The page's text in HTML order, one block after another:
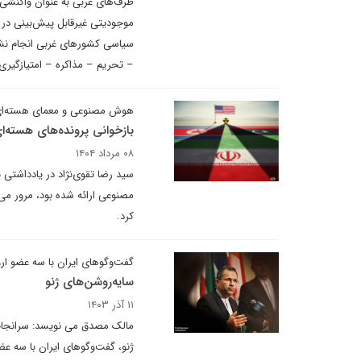
موجودیتی غیرقابل پیش‌‌‌بینی
سیاسی کشورهای غربی انجام
– تحریم – مذاکره –
هوش مصنوعی و معمای
بازخوانی پرونده‌های
۰۸ مرداد ۱۴۰۴
سید رضا تقوی‌نژاد در
مصنوعی ارائه شده بود،
کرد.
گفت‌وگوهای ایران با سه عضو
سایه‌روشن‌های ژنو
۱۱ آذر ۱۴۰۳
مالک مصدق می نویسد:
ژنو، گفت‌وگوهای ایران با سه